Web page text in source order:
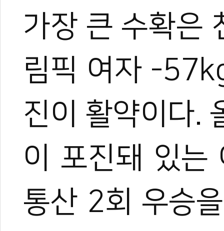
가장 큰 수확은
림픽 여자 -
진이 활약이다.
이 포진돼 있는
통산 2회 우승